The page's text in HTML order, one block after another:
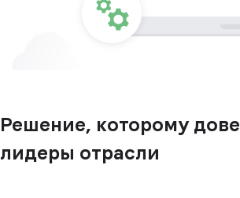
Решение, которому
лидеры отрасли